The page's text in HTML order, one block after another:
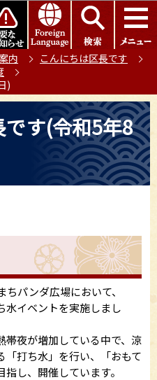
本文へ移動
内
こんにちは区長です
)
です(令和5年8
パンダ広場において、
水イベントを実施しまし
夜が増加している中で、涼
「打ち水」を行い、「おもて
し、開催しています。